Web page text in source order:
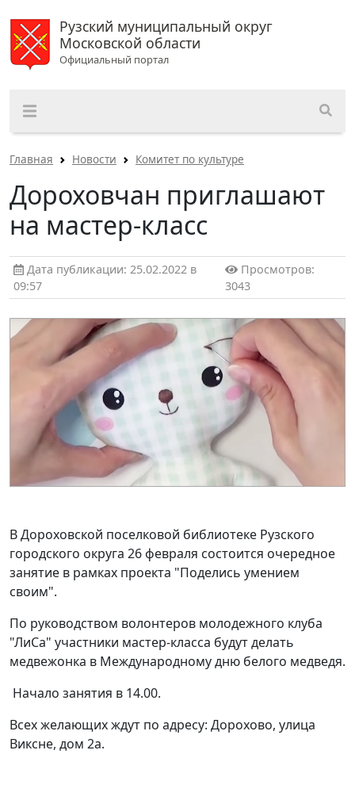
Рузский муниципальный округ
Московской области
Официальный портал
Главная Новости Комитет по культуре
Дороховчан приглашают
на мастер-класс
Дата публикации: 25.02.2022 в
09:57
Просмотров:
3043
В Дороховской поселковой библиотеке Рузского
городского округа 26 февраля состоится очередное
занятие в рамках проекта "Поделись умением
своим".
По руководством волонтеров молодежного клуба
"ЛиСа" участники мастер-класса будут делать
медвежонка в Международному дню белого медведя.
Начало занятия в 14.00.
Всех желающих ждут по адресу: Дорохово, улица
Виксне, дом 2а.